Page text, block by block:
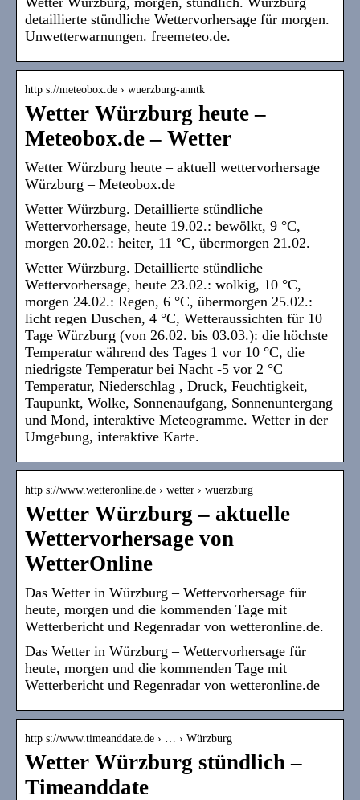
detaillierte stündliche Wettervorhersage für morgen.
Unwetterwarnungen. freemeteo.de.
http s://meteobox.de › wuerzburg-anntk
Wetter Würzburg heute –
Meteobox.de – Wetter
Wetter Würzburg heute – aktuell wettervorhersage
Würzburg – Meteobox.de
Wetter Würzburg. Detaillierte stündliche
Wettervorhersage, heute 19.02.: bewölkt, 9 °C,
morgen 20.02.: heiter, 11 °C, übermorgen 21.02.
Wetter Würzburg. Detaillierte stündliche
Wettervorhersage, heute 23.02.: wolkig, 10 °C,
morgen 24.02.: Regen, 6 °C, übermorgen 25.02.:
licht regen Duschen, 4 °C, Wetteraussichten für 10
Tage Würzburg (von 26.02. bis 03.03.): die höchste
Temperatur während des Tages 1 vor 10 °C, die
niedrigste Temperatur bei Nacht -5 vor 2 °C
Temperatur, Niederschlag , Druck, Feuchtigkeit,
Taupunkt, Wolke, Sonnenaufgang, Sonnenuntergang
und Mond, interaktive Meteogramme. Wetter in der
Umgebung, interaktive Karte.
http s://www.wetteronline.de › wetter › wuerzburg
Wetter Würzburg – aktuelle
Wettervorhersage von
WetterOnline
Das Wetter in Würzburg – Wettervorhersage für
heute, morgen und die kommenden Tage mit
Wetterbericht und Regenradar von wetteronline.de.
Das Wetter in Würzburg – Wettervorhersage für
heute, morgen und die kommenden Tage mit
Wetterbericht und Regenradar von wetteronline.de
http s://www.timeanddate.de › … › Würzburg
Wetter Würzburg stündlich –
Timeanddate